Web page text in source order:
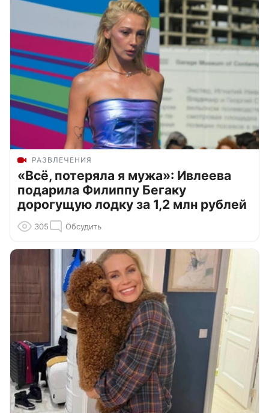
РАЗВЛЕЧЕНИЯ
«Всё, потеряла я мужа»: Ивлеева
подарила Филиппу Бегаку
дорогущую лодку за 1,2 млн рублей
305 Обсудить